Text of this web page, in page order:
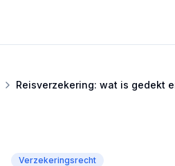
Reisverzekering: wat is gedekt
Verzekeringsrecht